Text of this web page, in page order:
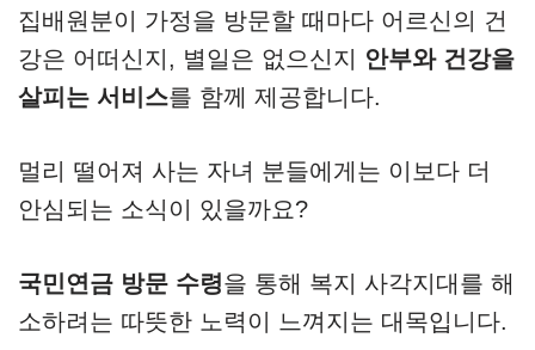
집배원분이 가정을 방문할 때마다 어르신의 건
강은 어떠신지, 별일은 없으신지 안부와 건강을
살피는 서비스를 함께 제공합니다.
멀리 떨어져 사는 자녀 분들에게는 이보다 더
안심되는 소식이 있을까요?
국민연금 방문 수령을 통해 복지 사각지대를 해
소하려는 따뜻한 노력이 느껴지는 대목입니다.